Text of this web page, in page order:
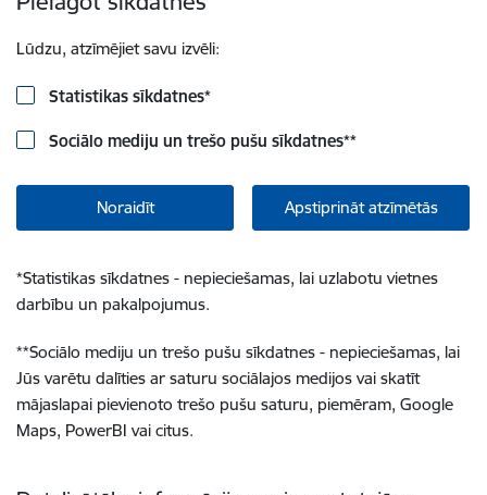
Lūdzu, atzīmējiet savu izvēli:
Statistikas sīkdatnes*
Sociālo mediju un trešo pušu sīkdatnes**
Noraidīt Apstiprināt atzīmētās
*Statistikas sīkdatnes - nepieciešamas, lai uzlabotu vietnes
darbību un pakalpojumus.
**Sociālo mediju un trešo pušu sīkdatnes - nepieciešamas, lai
Jūs varētu dalīties ar saturu sociālajos medijos vai skatīt
mājaslapai pievienoto trešo pušu saturu, piemēram, Google
Maps, PowerBI vai citus.